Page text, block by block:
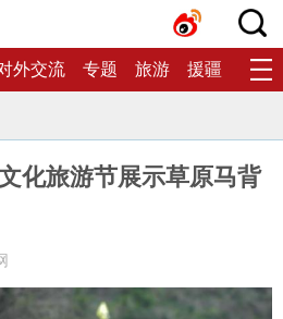
外交流 专题 旅游 援疆 生态
化旅游节展示草原马背